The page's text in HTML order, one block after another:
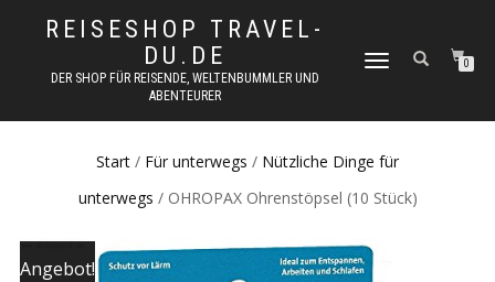
REISESHOP TRAVEL-
DU.DE
DER SHOP FÜR REISENDE, WELTENBUMMLER UND
ABENTEURER
NAVIGATION
0
Start / Für unterwegs / Nützliche Dinge für
unterwegs / OHROPAX Ohrenstöpsel (10 Stück)
Angebot!